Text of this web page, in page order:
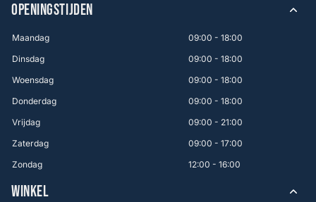
OPENINGSTIJDEN
Maandag
09:00 - 18:00
Dinsdag
09:00 - 18:00
Woensdag
09:00 - 18:00
Donderdag
09:00 - 18:00
Vrijdag
09:00 - 21:00
Zaterdag
09:00 - 17:00
Zondag
12:00 - 16:00
WINKEL